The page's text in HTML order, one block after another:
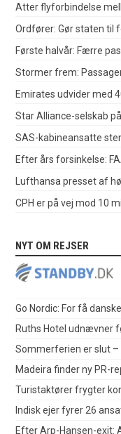
Atter flyforbindelse
Ordfører: Gør staten til
Første halvår: Færre
Stormer frem:
Emirates udvider med
Star Alliance-selskab
SAS-kabineansatte
Efter års forsinkelse:
Lufthansa presset af
CPH er på vej mod 10
NYT OM REJSER
Go Nordic: For få
Ruths Hotel udnævner
Sommerferien er slut
Madeira finder ny PR-
Turistaktører frygter
Indisk ejer fyrer 26
Efter Arp-Hansen-exit: